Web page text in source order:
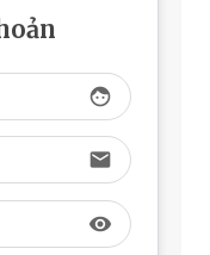
face
email
visibility